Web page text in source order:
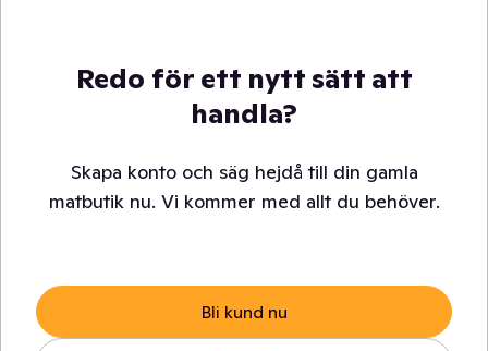
Redo för ett nytt sätt att
handla?
Skapa konto och säg hejdå till din gamla
matbutik nu. Vi kommer med allt du behöver.
Bli kund nu